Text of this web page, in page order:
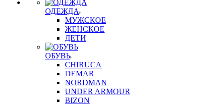
ОДЕЖДА
МУЖСКОЕ
ЖЕНСКОЕ
ДЕТИ
ОБУВЬ
CHIRUCA
DEMAR
NORDMAN
UNDER ARMOUR
BIZON